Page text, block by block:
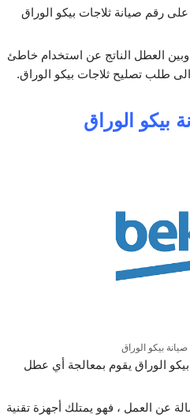
رقم صيانة ثلاجات بيكو الوراق
العطل الناتج عن استخدام خاطئ
طلب تصليح ثلاجات بيكو الوراق.
بيكو الوراق
بيكو الوراق
الوراق يقوم بمعالجة أي عطل
عن العمل ، فهو يمتلك أجهزة تقنية